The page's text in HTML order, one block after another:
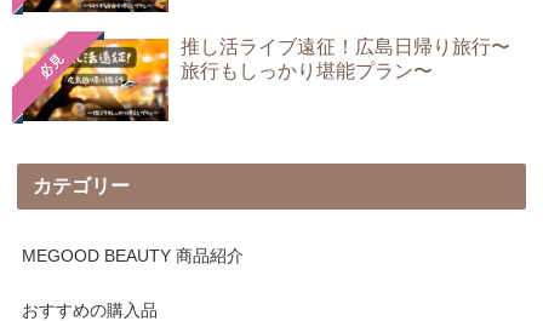
必見
推し活ライブ遠征！広島日帰り旅行〜
旅行もしっかり堪能プラン〜
カテゴリー
MEGOOD BEAUTY 商品紹介
おすすめの購入品